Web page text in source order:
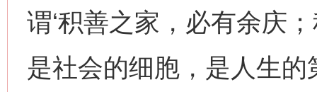
谓‘积善之家，必有余庆
是社会的细胞，是人生